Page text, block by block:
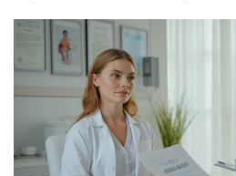
правилам – и ваша кожа будет в